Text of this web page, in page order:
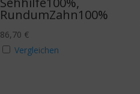
RundumZahn100%
86,70 €
Vergleichen